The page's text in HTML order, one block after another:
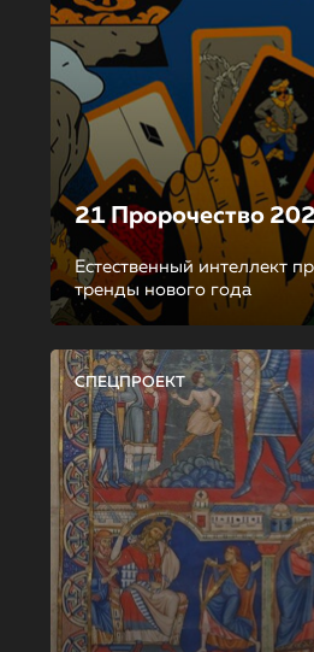
21 Пророчество
Естественный интеллект
тренды нового года
СПЕЦПРОЕКТ